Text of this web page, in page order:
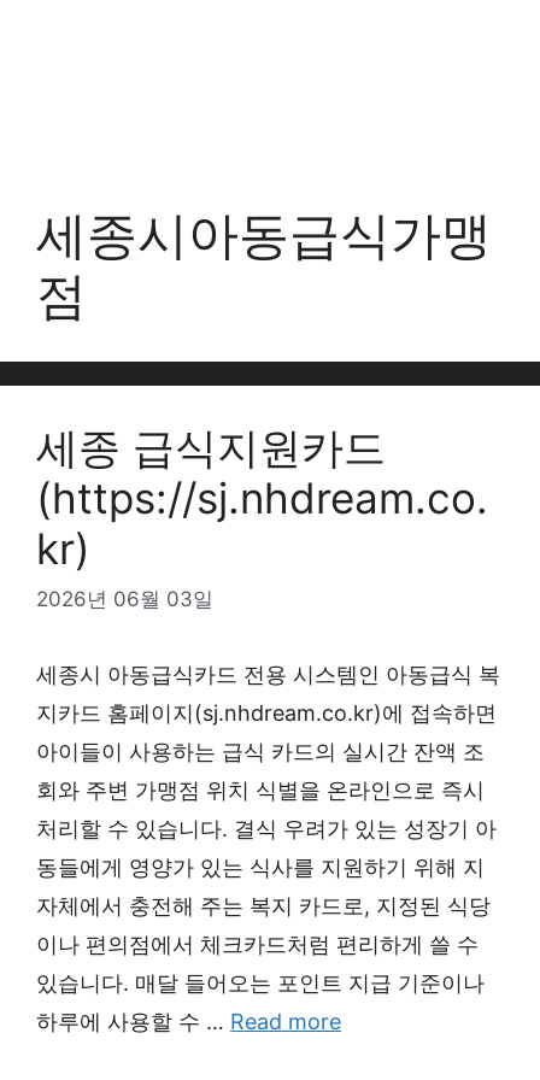
세종시아동급식가맹
점
세종 급식지원카드
(https://sj.nhdream.co.
kr)
2026년 06월 03일
세종시 아동급식카드 전용 시스템인 아동급식 복
지카드 홈페이지(sj.nhdream.co.kr)에 접속하면
아이들이 사용하는 급식 카드의 실시간 잔액 조
회와 주변 가맹점 위치 식별을 온라인으로 즉시
처리할 수 있습니다. 결식 우려가 있는 성장기 아
동들에게 영양가 있는 식사를 지원하기 위해 지
자체에서 충전해 주는 복지 카드로, 지정된 식당
이나 편의점에서 체크카드처럼 편리하게 쓸 수
있습니다. 매달 들어오는 포인트 지급 기준이나
하루에 사용할 수 … Read more